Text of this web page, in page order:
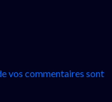
vos commentaires sont